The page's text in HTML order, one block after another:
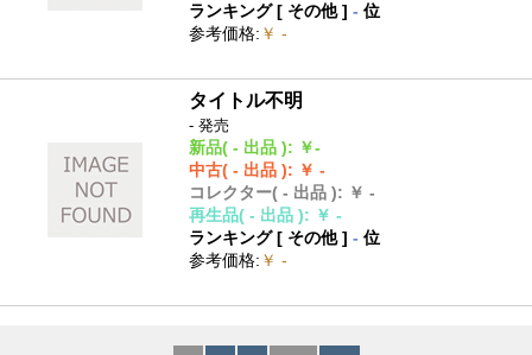
ランキング [ その他]- 位
参考価格: ￥ -
タイトル不明
- 発売
新品( - 出品 ): ￥-
中古( - 出品 ): ￥ -
コレクター( - 出品 ): ￥ -
再生品( - 出品 ): ￥ -
ランキング [ その他]- 位
参考価格: ￥ -